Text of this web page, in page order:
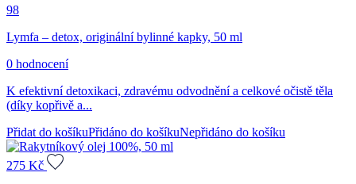
98
Lymfa – detox, originální bylinné kapky, 50 ml
0 hodnocení
K efektivní detoxikaci, zdravému odvodnění a celkové očistě těla
(díky kopřivě a...
Přidat do košíkuPřidáno do košíkuNepřidáno do košíku
275 Kč